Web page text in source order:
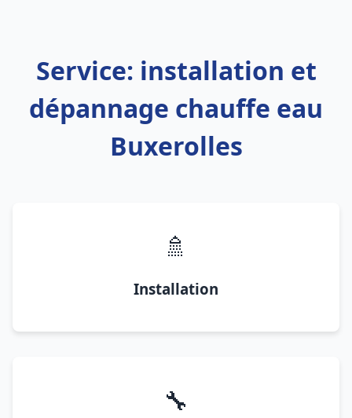
Service: installation et
dépannage chauffe eau
Buxerolles
🚿
Installation
🔧